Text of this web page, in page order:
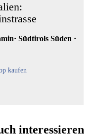
Südtirols Süden ·
kaufen
interessieren